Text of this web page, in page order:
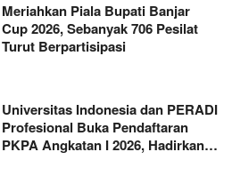
Meriahkan Piala Bupati Banjar
Cup 2026, Sebanyak 706 Pesilat
Turut Berpartisipasi
Universitas Indonesia dan PERADI
Profesional Buka Pendaftaran
PKPA Angkatan I 2026, Hadirkan…